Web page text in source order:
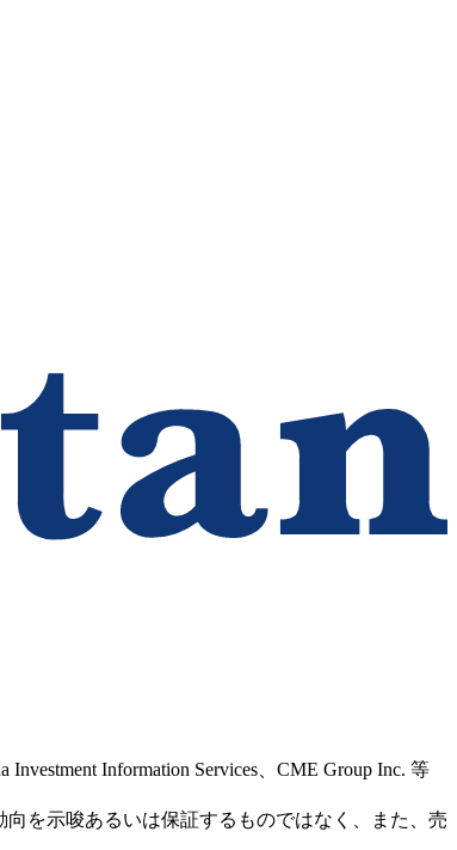
Information Services、CME Group Inc. 等
を示唆あるいは保証するものではなく、また、売